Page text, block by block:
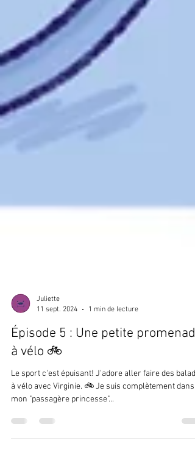
Juliette
11 sept. 2024
1 min de lecture
à vélo 🚲
Le sport c'est épuisant! J'adore aller faire des
à vélo avec Virginie. 🚲 Je suis complètement dans